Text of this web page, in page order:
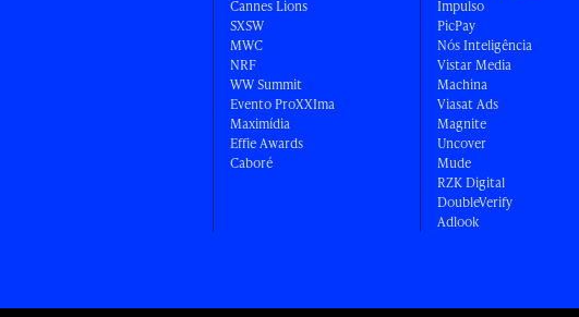
Cannes Lions
SXSW
MWC
NRF
WW Summit
Evento ProXXIma
Maximídia
Effie Awards
Caboré
Impulso
PicPay
Nós Inteligência
Vistar Media
Machina
Viasat Ads
Magnite
Uncover
Mude
RZK Digital
DoubleVerify
Adlook